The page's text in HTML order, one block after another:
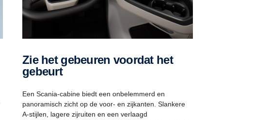
Zie het gebeuren voordat het
gebeurt
Een Scania-cabine biedt een onbelemmerd en
panoramisch zicht op de voor- en zijkanten. Slankere
A-stijlen, lagere zijruiten en een verlaagd